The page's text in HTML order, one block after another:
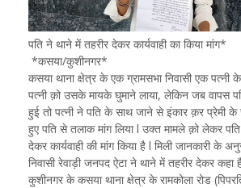
पति ने थाने में तहरीर देकर कार्यवाही का किया मांग*
*कसया/कुशीनगर*
कसया थाना क्षेत्र के एक ग्रामसभा निवासी एक
पत्नी क़ो उसके मायके घुमाने लाया, लेकिन जब वापस
हुई तो पत्नी ने पति के साथ जाने से इंकार क़र प्रेमी
हुए पति से तलाक मांग लिया l उक्त मामले क़ो लेकर
देकर कार्यवाही की मांग किया है l मिली जानकारी के
निवासी रेवाड़ी जनपद ऐटा ने थाने में तहरीर देकर कहा
कुशीनगर के कसया थाना क्षेत्र के रामकोला रोड